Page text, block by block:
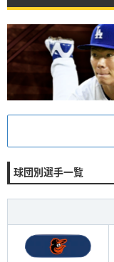
球団別選手一覧